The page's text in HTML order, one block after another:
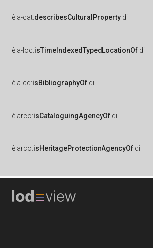
è a-cat:describesCulturalProperty di
è a-loc:isTimeIndexedTypedLocationOf di
è a-cd:isBibliographyOf di
è arco:isCataloguingAgencyOf di
è arco:isHeritageProtectionAgencyOf di